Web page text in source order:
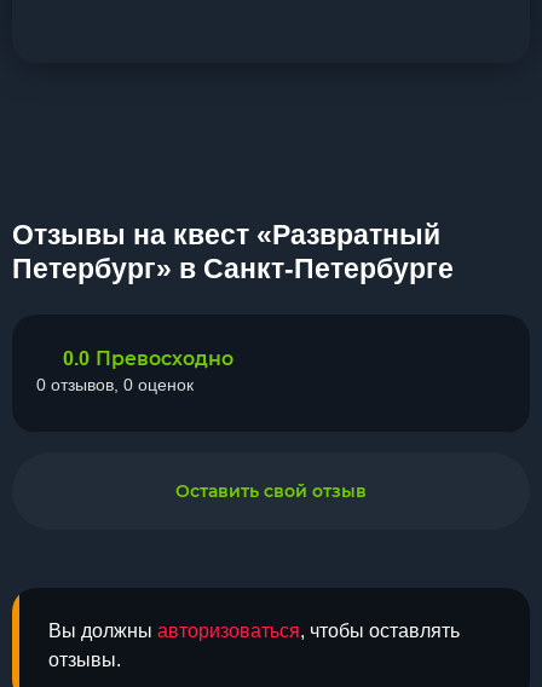
Отзывы на квест «Развратный
Петербург» в Санкт-Петербурге
Вы должны авторизоваться, чтобы оставлять
отзывы.
0.0 Превосходно
0 отзывов, 0 оценок
Оставить свой отзыв